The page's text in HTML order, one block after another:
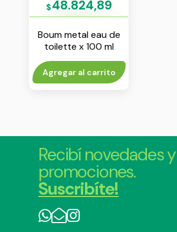
$48.824,89
Boum metal eau de
toilette x 100 ml
Agregar al carrito
Recibí novedades y
promociones.
Suscribíte!